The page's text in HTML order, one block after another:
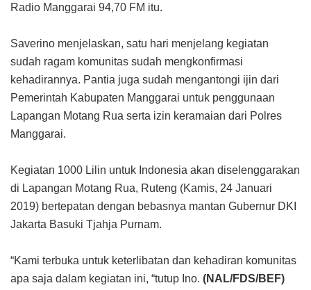
Radio Manggarai 94,70 FM itu.
Saverino menjelaskan, satu hari menjelang kegiatan
sudah ragam komunitas sudah mengkonfirmasi
kehadirannya. Pantia juga sudah mengantongi ijin dari
Pemerintah Kabupaten Manggarai untuk penggunaan
Lapangan Motang Rua serta izin keramaian dari Polres
Manggarai.
Kegiatan 1000 Lilin untuk Indonesia akan diselenggarakan
di Lapangan Motang Rua, Ruteng (Kamis, 24 Januari
2019) bertepatan dengan bebasnya mantan Gubernur DKI
Jakarta Basuki Tjahja Purnam.
“Kami terbuka untuk keterlibatan dan kehadiran komunitas
apa saja dalam kegiatan ini, “tutup Ino. (NAL/FDS/BEF)